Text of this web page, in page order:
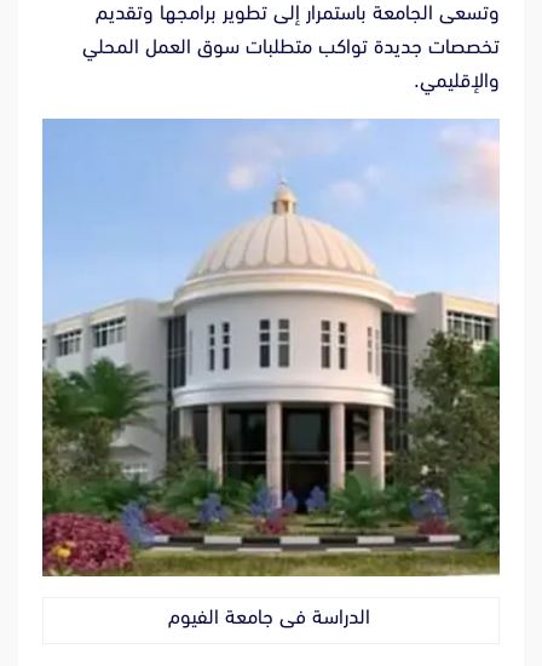
وتسعى الجامعة باستمرار إلى تطوير برامجها وتقديم
تخصصات جديدة تواكب متطلبات سوق العمل المحلي
والإقليمي.
الدراسة فى جامعة الفيوم